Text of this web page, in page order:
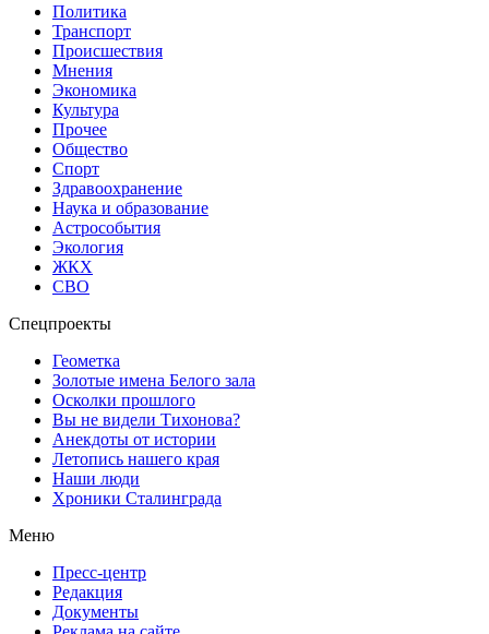
Политика
Транспорт
Происшествия
Мнения
Экономика
Культура
Прочее
Общество
Спорт
Здравоохранение
Наука и образование
Астрособытия
Экология
ЖКХ
СВО
Спецпроекты
Геометка
Золотые имена Белого зала
Осколки прошлого
Вы не видели Тихонова?
Анекдоты от истории
Летопись нашего края
Наши люди
Хроники Сталинграда
Меню
Пресс-центр
Редакция
Документы